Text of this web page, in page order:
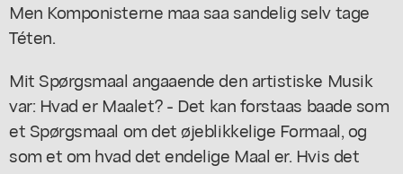
Men Komponisterne maa saa sandelig selv tage
Téten.
Mit Spørgsmaal angaaende den artistiske Musik
var: Hvad er Maalet? - Det kan forstaas baade som
et Spørgsmaal om det øjeblikkelige Formaal, og
som et om hvad det endelige Maal er. Hvis det